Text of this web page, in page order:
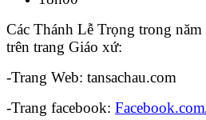
Các Thánh Lễ Trọng trong
trên trang Giáo xứ:
-Trang Web: tansachau.com
-Trang facebook: